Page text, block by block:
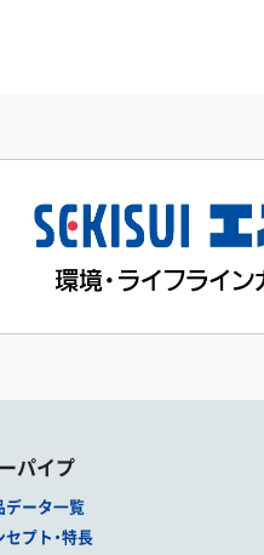
パイプ
データ一覧
セプト・特長